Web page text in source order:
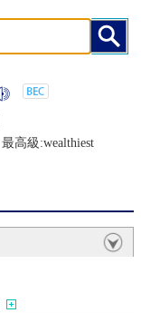
最高級:wealthiest